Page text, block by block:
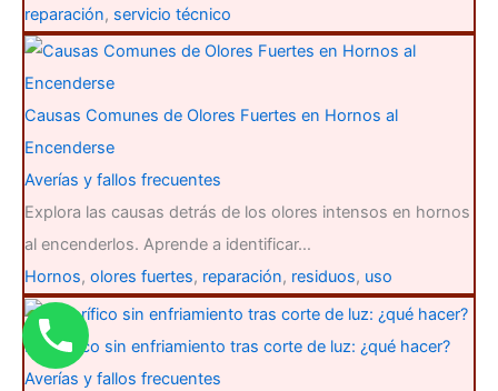
reparación, servicio técnico
Causas Comunes de Olores Fuertes en Hornos al
Encenderse
Averías y fallos frecuentes
Explora las causas detrás de los olores intensos en hornos
al encenderlos. Aprende a identificar…
Hornos, olores fuertes, reparación, residuos, uso
Frigorífico sin enfriamiento tras corte de luz: ¿qué hacer?
Averías y fallos frecuentes